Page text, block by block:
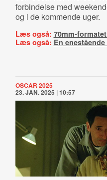
forbindelse med
og i de kommende uger.
Læs også: 70mm-
Læs også: En
OSCAR 2025
23. JAN. 2025 | 10:57